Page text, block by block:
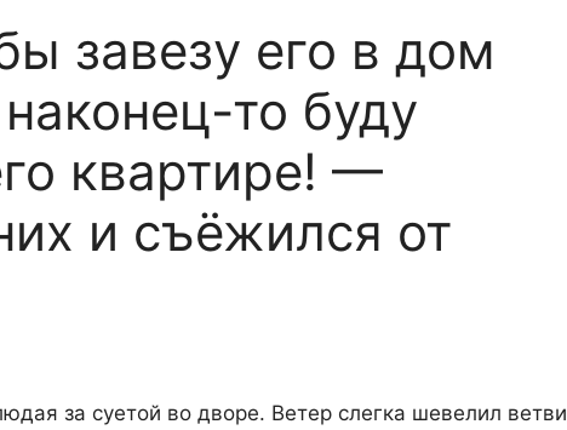
завезу его в дом
то буду
квартире! —
и съёжился от
за суетой во дворе. Ветер слегка шевелил ветви